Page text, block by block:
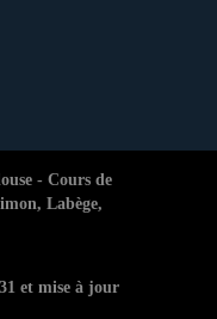
- Cours de
Labège,
et mise à jour